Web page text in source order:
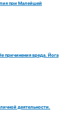
при Малейшей
вреда. Йога
деятельности.